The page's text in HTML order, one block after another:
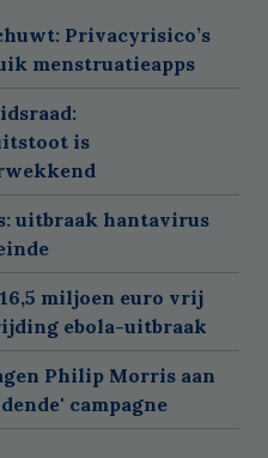
Privacyrisico’s
menstruatieapps
is
uitbraak hantavirus
miljoen euro vrij
ebola-uitbraak
Philip Morris aan
campagne